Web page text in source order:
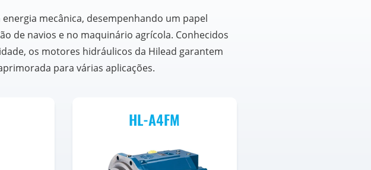
mecânica, desempenhando um papel
de navios e no maquinário agrícola. Conhecidos
os motores hidráulicos da Hilead garantem
para várias aplicações.
HL-A4FM